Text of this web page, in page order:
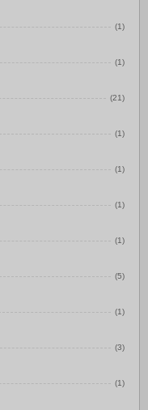
(1)
(1)
(21)
(1)
(1)
(1)
(1)
(5)
(1)
(3)
(1)